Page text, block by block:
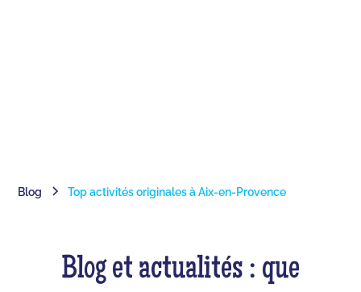
Blog Top activités originales à Aix-en-Provence
Blog et actualités : que